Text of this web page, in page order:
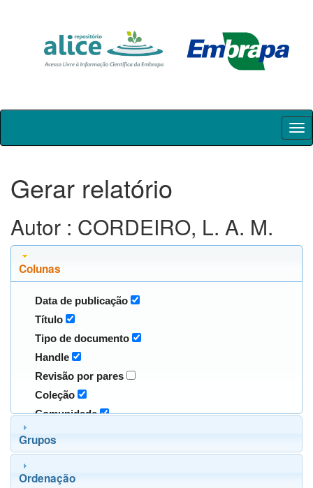
Skip
Gerar relatório
Autor : CORDEIRO, L. A. M.
Colunas
Data de publicação
Título
Tipo de documento
Handle
Revisão por pares
Coleção
Comunidade
Grupos
Ordenação